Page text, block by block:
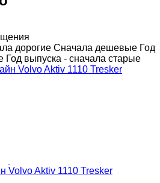
дорогие Сначала дешевые Год
Год выпуска - сначала старые
Volvo Aktiv 1110 Tresker